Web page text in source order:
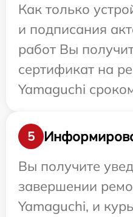
Как только
и подписания
работ Вы
сертификат на
Yamaguchi
5
Вы получите
завершении
Yamaguchi, и